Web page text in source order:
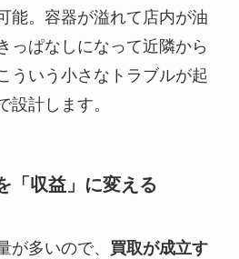
能。容器が溢れて店内が油
っぱなしになって近隣から
いう小さなトラブルが起
設計します。
「収益」に変える
が多いので、 買取が成立す